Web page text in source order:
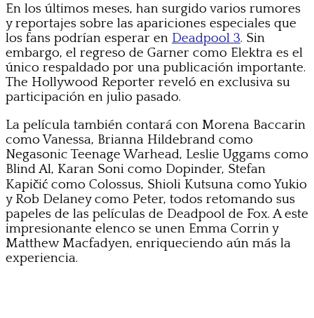
En los últimos meses, han surgido varios rumores
y reportajes sobre las apariciones especiales que
los fans podrían esperar en Deadpool 3. Sin
embargo, el regreso de Garner como Elektra es el
único respaldado por una publicación importante.
The Hollywood Reporter reveló en exclusiva su
participación en julio pasado.
La película también contará con Morena Baccarin
como Vanessa, Brianna Hildebrand como
Negasonic Teenage Warhead, Leslie Uggams como
Blind Al, Karan Soni como Dopinder, Stefan
Kapičić como Colossus, Shioli Kutsuna como Yukio
y Rob Delaney como Peter, todos retomando sus
papeles de las películas de Deadpool de Fox. A este
impresionante elenco se unen Emma Corrin y
Matthew Macfadyen, enriqueciendo aún más la
experiencia.